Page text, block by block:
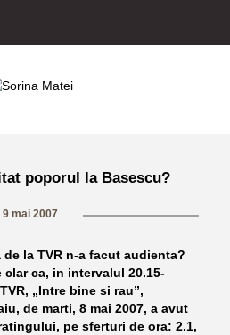
poporul la Basescu?
9 mai 2007
de la TVR n-a facut audienta?
clar ca, in intervalul 20.15-
„Intre bine si rau”,
de marti, 8 mai 2007, a avut
pe sferturi de ora: 2.1,